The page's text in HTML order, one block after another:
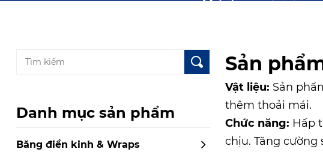
Danh mục sản phẩm
Băng điền kinh & Wraps
Sản
Vật liệu: Sản
thêm thoải mái.
Chức năng: Hấp
chịu. Tăng